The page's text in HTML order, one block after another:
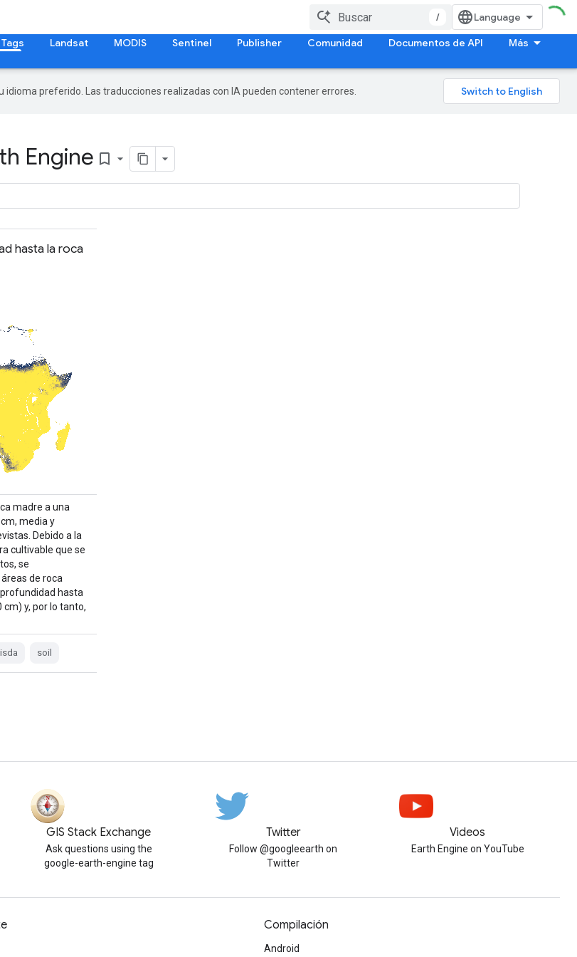
/
Landsat MODIS Sentinel Publisher Comunidad Documentos de API Más
preferido. Las traducciones realizadas con IA pueden contener errores.
Engine bookmark_border
hasta la roca
madre a una
media y
Debido a la
cultivable que se
se
de roca
hasta
cm) y, por lo tanto,
isda soil
GIS Stack Exchange
Ask questions using the
google-earth-engine tag
Twitter
Follow @googleearth on
Twitter
Videos
Earth Engine on YouTube
Compilación
Android